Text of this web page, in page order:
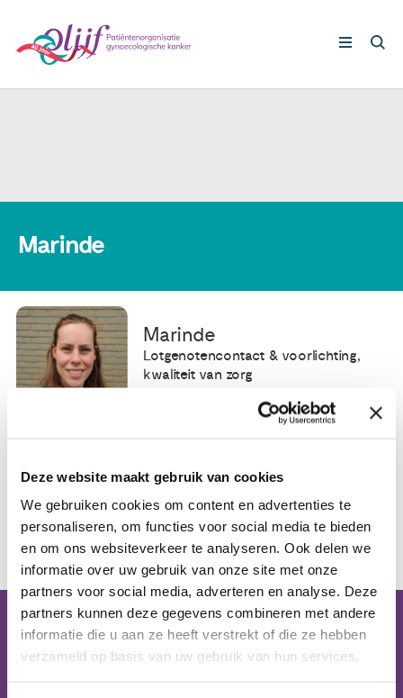
Deze website maakt gebruik van cookies
We gebruiken cookies om content en advertenties te
personaliseren, om functies voor social media te bieden
en om ons websiteverkeer te analyseren. Ook delen we
informatie over uw gebruik van onze site met onze
partners voor social media, adverteren en analyse. Deze
partners kunnen deze gegevens combineren met andere
informatie die u aan ze heeft verstrekt of die ze hebben
verzameld op basis van uw gebruik van hun services.
Nieuws
Ervaringsdeskundigheid
Over ons
Contact
Marinde
Marinde
Lotgenotencontact & voorlichting,
kwaliteit van zorg
Terug
Bezoekadres (op afspraak):